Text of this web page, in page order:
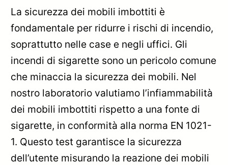
La sicurezza dei mobili imbottiti è
fondamentale per ridurre i rischi di incendio,
soprattutto nelle case e negli uffici. Gli
incendi di sigarette sono un pericolo comune
che minaccia la sicurezza dei mobili. Nel
nostro laboratorio valutiamo l’infiammabilità
dei mobili imbottiti rispetto a una fonte di
sigarette, in conformità alla norma EN 1021-
1. Questo test garantisce la sicurezza
dell’utente misurando la reazione dei mobili